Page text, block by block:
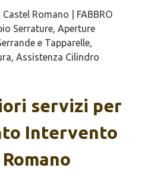
Romano | FABBRO
Serrature, Aperture
e Tapparelle,
Assistenza Cilindro
servizi per
Intervento